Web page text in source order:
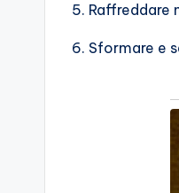
5. Raffreddare
6. Sformare e